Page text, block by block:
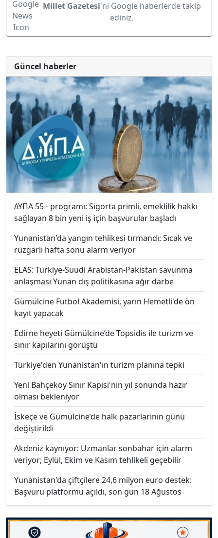
Millet Gazetesi'ni Google haberlerde takip
ediniz.
Güncel haberler
ΔΥΠΑ 55+ programı: Sigorta primli, emeklilik hakkı
sağlayan 8 bin yeni iş için başvurular başladı
Yunanistan'da yangın tehlikesi tırmandı: Sıcak ve
rüzgarlı hafta sonu alarm veriyor
ELAS: Türkiye-Suudi Arabistan-Pakistan savunma
anlaşması Yunan dış politikasına ağır darbe
Gümülcine Futbol Akademisi, yarın Hemetli'de ön
kayıt yapacak
Edirne heyeti Gümülcine’de Topsidis ile turizm ve
sınır kapılarını görüştü
Türkiye'den Yunanistan'ın turizm planına tepki
Yeni Bahçeköy Sınır Kapısı'nın yıl sonunda hazır
olması bekleniyor
İskeçe ve Gümülcine’de halk pazarlarının günü
değiştirildi
Akdeniz kaynıyor: Uzmanlar sonbahar için alarm
veriyor; Eylül, Ekim ve Kasım tehlikeli geçebilir
Yunanistan'da çiftçilere 24,6 milyon euro destek:
Başvuru platformu açıldı, son gün 18 Ağustos